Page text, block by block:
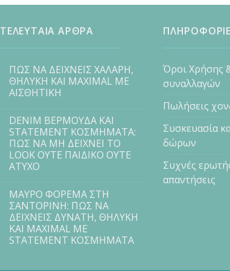
ΤΕΛΕΥΤΑΙΑ ΑΡΘΡΑ
ΠΩΣ ΝΑ ΔΕΙΧΝΕΙΣ ΧΑΛΑΡΗ,
ΘΗΛΥΚΗ ΚΑΙ MAXIMAL ΜΕ
ΑΙΣΘΗΤΙΚΗ
DENIM ΒΕΡΜΟΥΔΑ ΚΑΙ
STATEMENT ΚΟΣΜΗΜΑΤΑ:
ΠΩΣ ΝΑ ΜΗ ΔΕΙΧΝΕΙ ΤΟ
LOOK ΟΥΤΕ ΠΑΙΔΙΚΟ ΟΥΤΕ
ΑΤΥΧΟ
ΜΑΥΡΟ ΦΟΡΕΜΑ ΣΤΗ
ΣΑΝΤΟΡΙΝΗ: ΠΩΣ ΝΑ
ΔΕΙΧΝΕΙΣ ΔΥΝΑΤΗ, ΘΗΛΥΚΗ
ΚΑΙ MAXIMAL ΜΕ
STATEMENT ΚΟΣΜΗΜΑΤΑ
Όροι Χρήσης
συναλλαγών
Πωλήσεις
Συσκευασία
δώρων
Συχνές
απαντήσεις